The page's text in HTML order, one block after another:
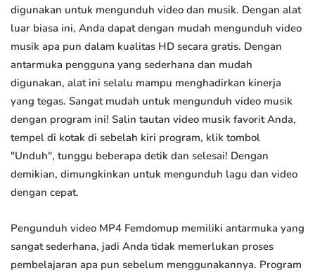
digunakan untuk mengunduh video dan musik. Dengan alat
luar biasa ini, Anda dapat dengan mudah mengunduh video
musik apa pun dalam kualitas HD secara gratis. Dengan
antarmuka pengguna yang sederhana dan mudah
digunakan, alat ini selalu mampu menghadirkan kinerja
yang tegas. Sangat mudah untuk mengunduh video musik
dengan program ini! Salin tautan video musik favorit Anda,
tempel di kotak di sebelah kiri program, klik tombol
"Unduh", tunggu beberapa detik dan selesai! Dengan
demikian, dimungkinkan untuk mengunduh lagu dan video
dengan cepat.
Pengunduh video MP4 Femdomup memiliki antarmuka yang
sangat sederhana, jadi Anda tidak memerlukan proses
pembelajaran apa pun sebelum menggunakannya. Program